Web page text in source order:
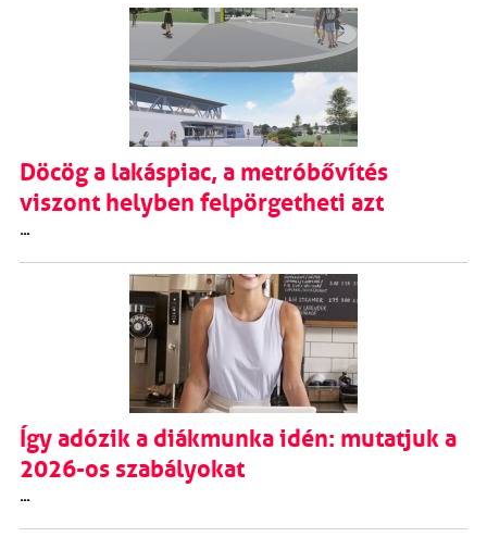
Döcög a lakáspiac, a metróbővítés
viszont helyben felpörgetheti azt
...
Így adózik a diákmunka idén: mutatjuk a
2026-os szabályokat
...